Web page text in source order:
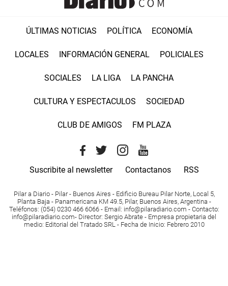
ÚLTIMAS NOTICIAS POLÍTICA ECONOMÍA
LOCALES INFORMACIÓN GENERAL POLICIALES
SOCIALES LA LIGA LA PANCHA
CULTURA Y ESPECTACULOS SOCIEDAD
CLUB DE AMIGOS FM PLAZA
Suscribite al newsletter Contactanos RSS
Pilar a Diario - Pilar - Buenos Aires - Edificio Bureau Pilar Norte, Local 5,
Planta Baja - Panamericana KM 49.5, Pilar, Buenos Aires, Argentina -
Teléfonos: (054) 0230 466 6066 - Email : info@pilaradiario.com - Contacto:
info@pilaradiario.com- Director: Sergio Abrate - Empresa propietaria del
medio: Editorial del Tratado SRL - Fecha de Inicio: Febrero 2010